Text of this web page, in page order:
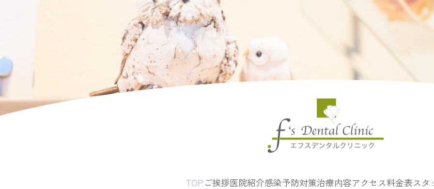
TOPご挨拶医院紹介感染予防対策治療内容アクセス料金表スタ